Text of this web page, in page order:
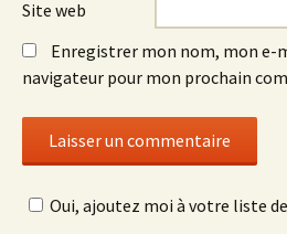
Site web
Enregistrer mon nom, mon e-
navigateur pour mon prochain
Oui, ajoutez moi à votre liste